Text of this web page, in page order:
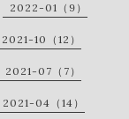
2022-01（9）
2021-10（12）
2021-07（7）
2021-04（14）